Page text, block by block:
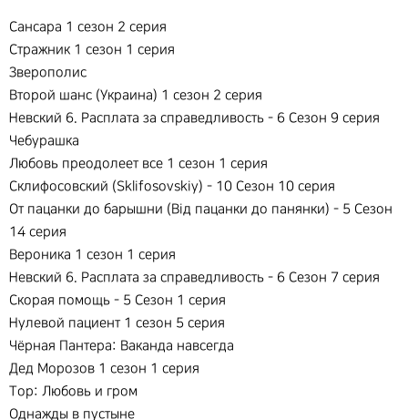
Сансара 1 сезон 2 серия
Стражник 1 сезон 1 серия
Зверополис
Второй шанс (Украина) 1 сезон 2 серия
Невский 6. Расплата за справедливость - 6 Сезон 9 серия
Чебурашка
Любовь преодолеет все 1 сезон 1 серия
Склифосовский (Sklifosovskiy) - 10 Сезон 10 серия
От пацанки до барышни (Вiд пацанки до панянки) - 5 Сезон
14 серия
Вероника 1 сезон 1 серия
Невский 6. Расплата за справедливость - 6 Сезон 7 серия
Скорая помощь - 5 Сезон 1 серия
Нулевой пациент 1 сезон 5 серия
Чёрная Пантера: Ваканда навсегда
Дед Морозов 1 сезон 1 серия
Тор: Любовь и гром
Однажды в пустыне